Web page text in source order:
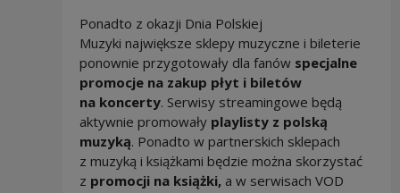
Ponadto z okazji Dnia Polskiej
Muzyki największe sklepy muzyczne i bileterie
ponownie przygotowały dla fanów specjalne
promocje na zakup płyt i biletów
na koncerty. Serwisy streamingowe będą
aktywnie promowały playlisty z polską
muzyką. Ponadto w partnerskich sklepach
z muzyką i książkami będzie można skorzystać
z promocji na książki, a w serwisach VOD